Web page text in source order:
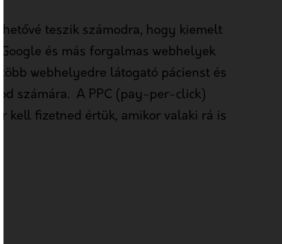
teszik számodra, hogy kiemelt
és más forgalmas webhelyek
webhelyedre látogató pácienst és
számára. A PPC (pay-per-click)
kell fizetned értük, amikor valaki rá is